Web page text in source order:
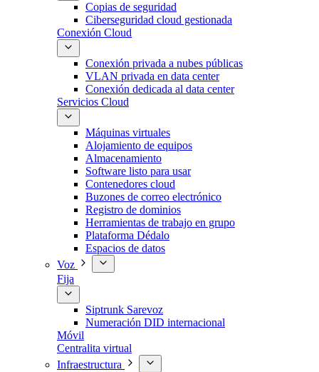
Copias de seguridad
Ciberseguridad cloud gestionada
Conexión Cloud
Conexión privada a nubes públicas
VLAN privada en data center
Conexión dedicada al data center
Servicios Cloud
Máquinas virtuales
Alojamiento de equipos
Almacenamiento
Software listo para usar
Contenedores cloud
Buzones de correo electrónico
Registro de dominios
Herramientas de trabajo en grupo
Plataforma Dédalo
Espacios de datos
Voz
Fija
Siptrunk Sarevoz
Numeración DID internacional
Móvil
Centralita virtual
Infraestructura